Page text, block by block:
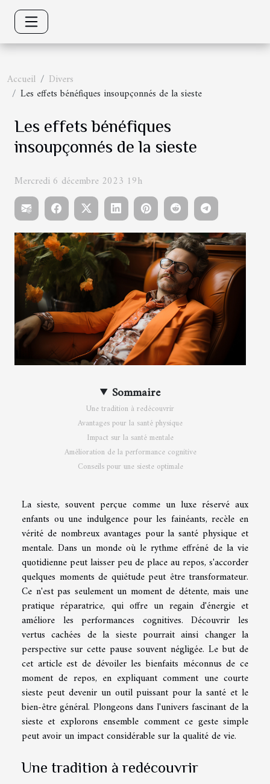
Accueil
Divers
Les effets bénéfiques insoupçonnés de la sieste
Les effets bénéfiques
insoupçonnés de la sieste
Mercredi 6 décembre 2023 19h
Sommaire
Une tradition à redécouvrir
Avantages pour la santé physique
Impact sur la santé mentale
Amélioration de la performance cognitive
Conseils pour une sieste optimale
La sieste, souvent perçue comme un luxe réservé aux
enfants ou une indulgence pour les fainéants, recèle en
vérité de nombreux avantages pour la santé physique et
mentale. Dans un monde où le rythme effréné de la vie
quotidienne peut laisser peu de place au repos, s'accorder
quelques moments de quiétude peut être transformateur.
Ce n'est pas seulement un moment de détente, mais une
pratique réparatrice, qui offre un regain d'énergie et
améliore les performances cognitives. Découvrir les
vertus cachées de la sieste pourrait ainsi changer la
perspective sur cette pause souvent négligée. Le but de
cet article est de dévoiler les bienfaits méconnus de ce
moment de repos, en expliquant comment une courte
sieste peut devenir un outil puissant pour la santé et le
bien-être général. Plongeons dans l'univers fascinant de la
sieste et explorons ensemble comment ce geste simple
peut avoir un impact considérable sur la qualité de vie.
Une tradition à redécouvrir